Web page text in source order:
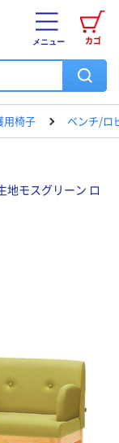
カゴ
メニュー
用椅子 ベンチ/ロ
地モスグリーン ロ